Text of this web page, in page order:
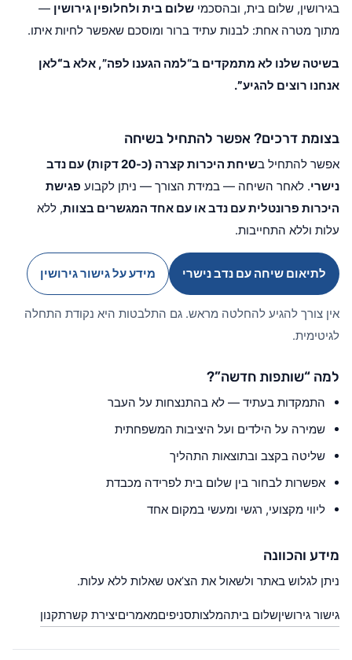
בגירושין, שלום בית, ובהסכמי שלום בית ולחלופין גירושין —
מתוך מטרה אחת: לבנות עתיד ברור ומוסכם שאפשר לחיות איתו.
בשיטה שלנו לא מתמקדים ב“למה הגענו לפה”, אלא ב“לאן
אנחנו רוצים להגיע”.
בצומת דרכים? אפשר להתחיל בשיחה
אפשר להתחיל ב
שיחת היכרות קצרה (כ-20 דקות) עם נדב
נישרי. לאחר השיחה — במידת הצורך — ניתן לקבוע פגישת
היכרות פרונטלית עם נדב או עם אחד המגשרים בצוות, ללא
עלות וללא התחייבות.
לתיאום שיחה עם נדב נישרי מידע על גישור גירושין
אין צורך להגיע להחלטה מראש. גם התלבטות היא נקודת התחלה
לגיטימית.
למה “שותפות חדשה”?
התמקדות בעתיד — לא בהתנצחות על העבר
שמירה על הילדים ועל היציבות המשפחתית
שליטה בקצב ובתוצאות התהליך
אפשרות לבחור בין שלום בית לפרידה מכבדת
ליווי מקצועי, רגשי ומעשי במקום אחד
מידע והכוונה
ניתן לגלוש באתר ולשאול את הצ’אט שאלות ללא עלות.
גישור גירושיןשלום ביתהמלצותסניפיםמאמריםיצירת קשרתקנון